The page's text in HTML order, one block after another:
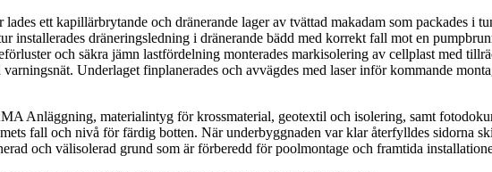
ett kapillärbrytande och dränerande lager av tvättad makadam som packades i
dräneringsledning i dränerande bädd med korrekt fall mot en
och säkra jämn lastfördelning monterades markisolering av cellplast med
Underlaget finplanerades och avvägdes med laser inför kommande
Anläggning, materialintyg för krossmaterial, geotextil och isolering, samt
fall och nivå för färdig botten. När underbyggnaden var klar återfylldes sidorna
och välisolerad grund som är förberedd för poolmontage och framtida